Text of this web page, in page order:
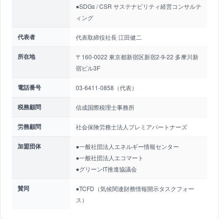
●SDGs / CSR サステナビリティ経営コンサルテ
ィング
代表者 代表取締役社長 江田健二
所在地
〒160-0022 東京都新宿区新宿2-9-22 多摩川新
宿ビル3F
電話番号 03-6411-0858（代表）
税務顧問 信成国際税理士事務所
労務顧問 社会保険労務士法人プレミアパートナーズ
加盟団体
●一般社団法人エネルギー情報センター
●一般社団法人エコマート
●グリーンIT推進協議会
賛同
●TCFD（気候関連財務情報開示タスクフォー
ス）